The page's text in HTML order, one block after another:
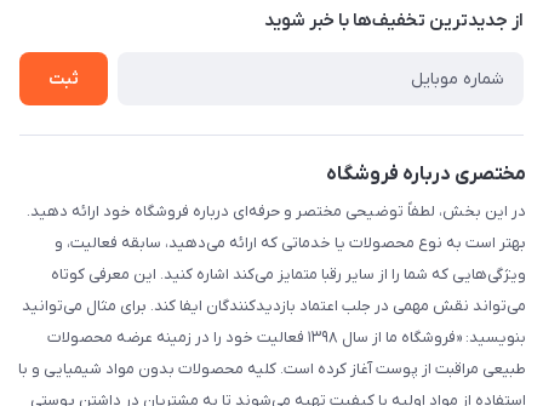
درباره ما
راهنما
از جدید‌ترین تخفیف‌ها با‌ خبر شوید
ثبت
مختصری درباره فروشگاه
در این بخش، لطفاً توضیحی مختصر و حرفه‌ای درباره فروشگاه خود ارائه دهید.
بهتر است به نوع محصولات یا خدماتی که ارائه می‌دهید، سابقه فعالیت، و
ویژگی‌هایی که شما را از سایر رقبا متمایز می‌کند اشاره کنید. این معرفی کوتاه
می‌تواند نقش مهمی در جلب اعتماد بازدیدکنندگان ایفا کند. برای مثال می‌توانید
بنویسید: «فروشگاه ما از سال ۱۳۹۸ فعالیت خود را در زمینه عرضه محصولات
طبیعی مراقبت از پوست آغاز کرده است. کلیه محصولات بدون مواد شیمیایی و با
استفاده از مواد اولیه با کیفیت تهیه می‌شوند تا به مشتریان در داشتن پوستی